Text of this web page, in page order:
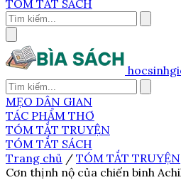
TÓM TẮT SÁCH
MẸO DÂN GIAN
TÁC PHẨM THƠ
TÓM TẮT TRUYỆN
TÓM TẮT SÁCH
Trang chủ / TÓM TẮT TRUYỆN
Cơn thịnh nộ của chiến binh